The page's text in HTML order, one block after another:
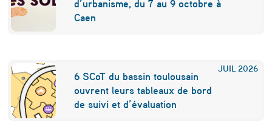
i
l
e
n
2
d’urbanisme, du 7 au 9 octobre à
Caen
JUIL 2026
6 SCoT du bassin toulousain
ouvrent leurs tableaux de bord
de suivi et d’évaluation